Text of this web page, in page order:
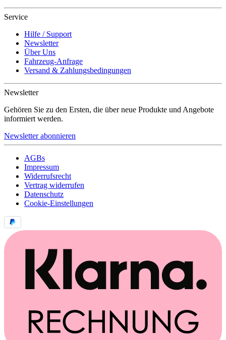
Service
Hilfe / Support
Newsletter
Über Uns
Fahrzeug-Anfrage
Versand & Zahlungsbedingungen
Newsletter
Gehören Sie zu den Ersten, die über neue Produkte und Angebote
informiert werden.
Newsletter abonnieren
AGBs
Impressum
Widerrufsrecht
Vertrag widerrufen
Datenschutz
Cookie-Einstellungen